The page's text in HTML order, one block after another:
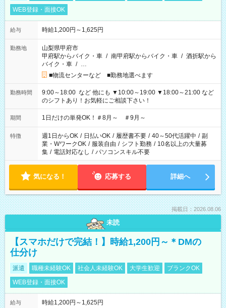
WEB登録・面接OK
給与 時給1,200円～1,625円
勤務地
山梨県甲府市
甲府駅からバイク・車 / 南甲府駅からバイク・車 / 酒折駅から
バイク・車 / …
■物流センターなど ■勤務地選べます
勤務時間
9:00～18:00 など 他にも ▼10:00～19:00 ▼18:00～21:00 など
のシフトあり！お気軽にご相談下さい！
期間 1日だけの単発OK！＃8月～ ＃9月～
特徴 週1日からOK / 日払いOK / 履歴書不要 / 40～50代活躍中 / 副
業・WワークOK / 服装自由 / シフト勤務 / 10名以上の大量募
集 / 電話対応なし / パソコンスキル不要
気になる！ 応募する 詳細へ
掲載日：2026.08.06
未読
【スマホだけで完結！】時給1,200円～＊DMの
仕分け
派遣 職種未経験OK 社会人未経験OK 大学生歓迎
ブランクOK
WEB登録・面接OK
給与 時給1,200円～1,625円